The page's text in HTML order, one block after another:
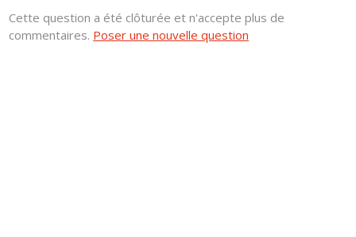
Cette question a été clôturée et n'accepte plus de
commentaires. Poser une nouvelle question